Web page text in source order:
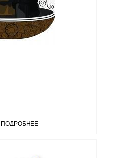
ПОДРОБНЕЕ